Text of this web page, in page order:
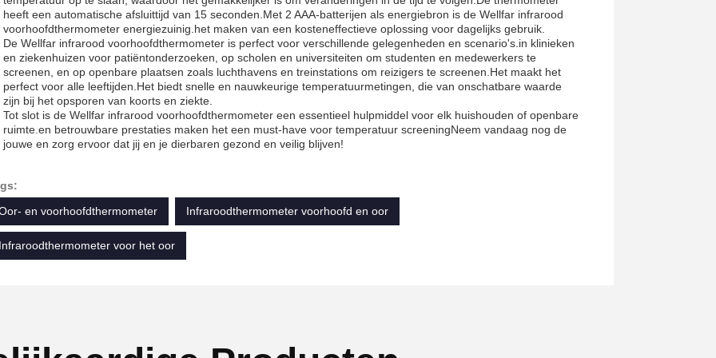
heeft een automatische afsluittijd van 15 seconden.Met 2 AAA-batterijen als energiebron is de Wellfar infrarood
voorhoofdthermometer energiezuinig.het maken van een kosteneffectieve oplossing voor dagelijks gebruik.
De Wellfar infrarood voorhoofdthermometer is perfect voor verschillende gelegenheden en scenario's.in klinieken
en ziekenhuizen voor patiëntonderzoeken, op scholen en universiteiten om studenten en medewerkers te
screenen, en op openbare plaatsen zoals luchthavens en treinstations om reizigers te screenen.Het maakt het
perfect voor alle leeftijden.Het biedt snelle en nauwkeurige temperatuurmetingen, die van onschatbare waarde
zijn bij het opsporen van koorts en ziekte.
Tot slot is de Wellfar infrarood voorhoofdthermometer een essentieel hulpmiddel voor elk huishouden of openbare
ruimte.en betrouwbare prestaties maken het een must-have voor temperatuur screeningNeem vandaag nog de
jouwe en zorg ervoor dat jij en je dierbaren gezond en veilig blijven!
en voorhoofdthermometer
Infraroodthermometer voorhoofd en oor
voor het oor